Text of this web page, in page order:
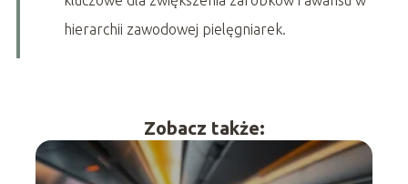
hierarchii zawodowej pielęgniarek.
Zobacz także: